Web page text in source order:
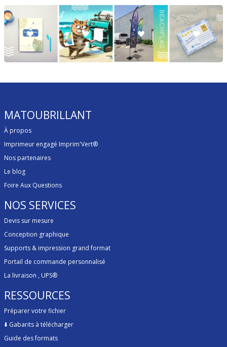
MATOUBRILLANT
À propos
Imprimeur engagé Imprim'Vert®
Nos partenaires
Le blog
Foire Aux Questions
NOS SERVICES
Devis sur mesure
Conception graphique
Supports & impression grand format
Portail de commande personnalisé
La livraison , UPS®
RESSOURCES
Préparer votre fichier
⬇️ Gabarits à télécharger
Guide des formats